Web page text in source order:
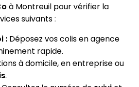
à Montreuil pour vérifier la
suivants :
: Déposez vos colis en agence
rapide.
à domicile, en entreprise ou
.